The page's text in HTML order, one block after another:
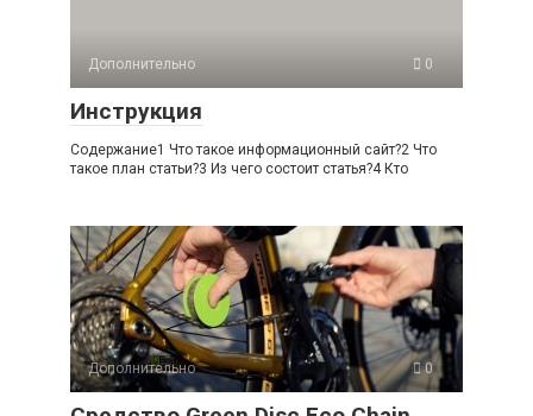
Дополнительно 0
Инструкция
Содержание1 Что такое информационный сайт?2 Что
такое план статьи?3 Из чего состоит статья?4 Кто
Дополнительно 0